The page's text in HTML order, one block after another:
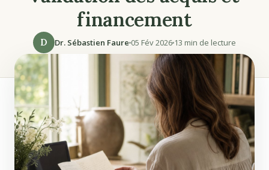
financement
D Dr. Sébastien Faure 05 Fév 2026 13 min de lecture